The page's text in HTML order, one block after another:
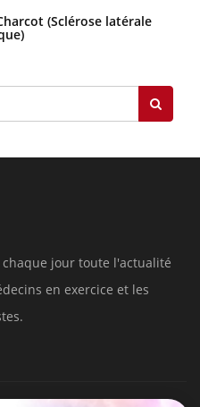
(Sclérose latérale
jour toute l'actualité
en exercice et les